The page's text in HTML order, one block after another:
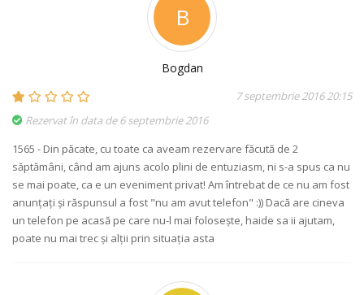
B
Bogdan
7 septembrie 2016 20:15
Rezervat în data de 6 septembrie 2016
1565 - Din păcate, cu toate ca aveam rezervare făcută de 2
săptămâni, când am ajuns acolo plini de entuziasm, ni s-a spus ca nu
se mai poate, ca e un eveniment privat! Am întrebat de ce nu am fost
anunțați și răspunsul a fost "nu am avut telefon" :)) Dacă are cineva
un telefon pe acasă pe care nu-l mai folosește, haide sa ii ajutam,
poate nu mai trec și alții prin situația asta